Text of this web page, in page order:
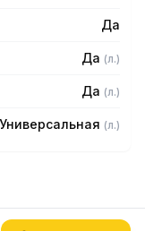
Да
Да (л.)
Да (л.)
Универсальная (л.)